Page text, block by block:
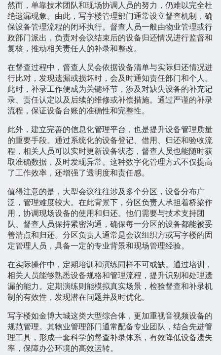
然而，单靠技术团队和现场协调人员的努力，仍难以完全杜
绝遗漏现象。由此，写字楼管理部门通常设立督查机制，确
保设备管理流程的闭环执行。督查人员一般由物业管理或行
政部门派出，负责对会议结束后的设备归还情况进行监督和
复核，推动相关责任人的补录和整改。
在督查过程中，督查人员会依据设备清单与实际归还情况进
行比对，发现遗漏或损坏时，会及时通知责任部门和个人。
此时，补录工作便成为关键环节，涉及对缺失设备的补充记
录、责任认定以及后续的维修或补偿措施。通过严谨的补录
流程，保证设备台账的准确性和完整性。
此外，建立完善的信息化管理平台，也是提升设备管理质量
的重要手段。通过系统化的设备登记、借用、归还和验收流
程，相关人员可以实时更新设备状态，督查人员也能随时获
取准确数据，及时发现异常。这种数字化管理方式不仅提高
了工作效率，还增强了透明度和责任感。
值得注意的是，大型会议往往涉及多个分区，设备分布广
泛，管理难度较大。在此背景下，分区负责人承担着桥梁作
用，协调现场设备的使用和归还。他们需要与技术支持团
队、督查人员保持紧密沟通，确保每一分区的设备都能被妥
善清点和归还。分区负责人通常是会议组织方或写字楼的固
定管理人员，具备一定的专业背景和现场管理经验。
在实际操作中，定期培训和演练同样不可或缺。通过培训，
相关人员能够熟悉设备规格和管理流程，提升识别和处理遗
漏的能力。定期演练则能模拟真实场景，检验督查和补录机
制的有效性，发现潜在问题并及时优化。
写字楼如金博大城这类大型综合体，更加重视音视频设备的
规范管理。其物业管理部门通常配备专业团队，结合先进管
理工具，形成一套科学的督查补录体系，有效降低设备遗失
率，保障办公环境的高效运转。